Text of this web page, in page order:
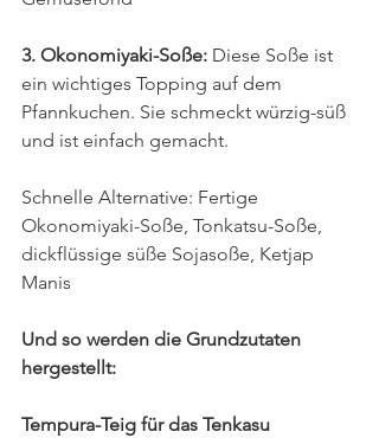
3. Okonomiyaki-Soße: Diese Soße ist
ein wichtiges Topping auf dem
Pfannkuchen. Sie schmeckt würzig-süß
und ist einfach gemacht.
Schnelle Alternative: Fertige
Okonomiyaki-Soße, Tonkatsu-Soße,
dickflüssige süße Sojasoße, Ketjap
Manis
Und so werden die Grundzutaten
hergestellt:
Tempura-Teig für das Tenkasu